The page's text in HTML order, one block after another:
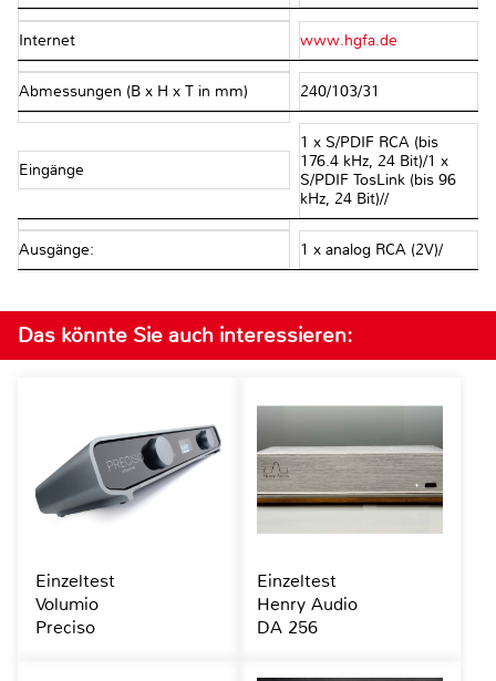
Internet www.hgfa.de
Abmessungen (B x H x T in mm) 240/103/31
Eingänge
1 x S/PDIF RCA (bis
176.4 kHz, 24 Bit)/1 x
S/PDIF TosLink (bis 96
kHz, 24 Bit)//
Ausgänge: 1 x analog RCA (2V)/
Das könnte Sie auch interessieren:
Einzeltest
Volumio
Preciso
Einzeltest
Henry Audio
DA 256